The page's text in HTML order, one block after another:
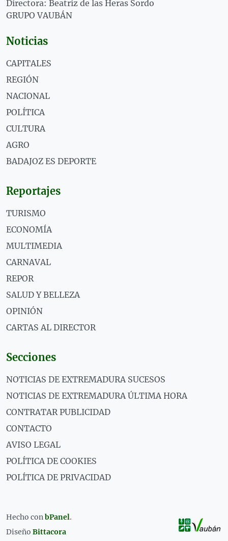
Directora: Beatriz de las Heras Sordo
GRUPO VAUBÁN
Noticias
CAPITALES
REGIÓN
NACIONAL
POLÍTICA
CULTURA
AGRO
BADAJOZ ES DEPORTE
Reportajes
TURISMO
ECONOMÍA
MULTIMEDIA
CARNAVAL
REPOR
SALUD Y BELLEZA
OPINIÓN
CARTAS AL DIRECTOR
Secciones
NOTICIAS DE EXTREMADURA SUCESOS
NOTICIAS DE EXTREMADURA ÚLTIMA HORA
CONTRATAR PUBLICIDAD
CONTACTO
AVISO LEGAL
POLÍTICA DE COOKIES
POLÍTICA DE PRIVACIDAD
Hecho conbPanel.
Diseño Bittacora